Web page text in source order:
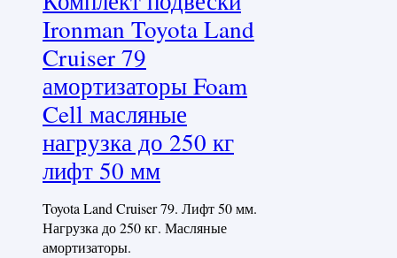
Ironman Toyota Land
Cruiser 79
амортизаторы Foam
Cell масляные
нагрузка до 250 кг
лифт 50 мм
Toyota Land Cruiser 79. Лифт 50 мм.
Нагрузка до 250 кг. Масляные
амортизаторы.